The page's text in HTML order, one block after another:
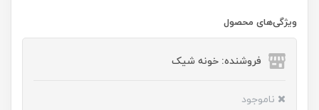
ویژگی‌های محصول
فروشنده: خونه شیک
ناموجود